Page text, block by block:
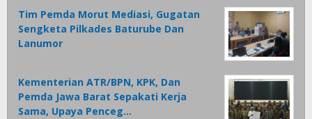
Tim Pemda Morut Mediasi, Gugatan
Sengketa Pilkades Baturube Dan
Lanumor
Kementerian ATR/BPN, KPK, Dan
Pemda Jawa Barat Sepakati Kerja
Sama, Upaya Penceg…